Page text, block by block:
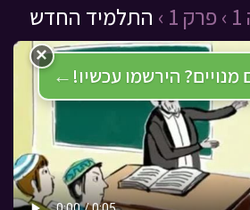
פרק 1 › התלמיד החדש
מנויים? הירשמו עכשיו! ←
×